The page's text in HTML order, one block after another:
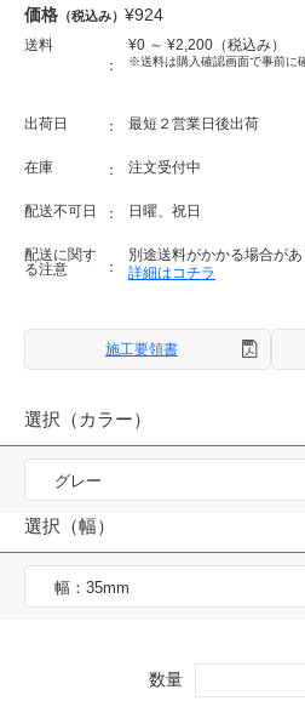
価格 （税込み） ¥924
送料 ¥0 ～ ¥2,200 （税込み）
※送料は購入確認画面で事前に
出荷日 最短２営業日後出荷
在庫 注文受付中
配送不可日 日曜、祝日
配送に関す
る注意
別途送料がかかる場合が
詳細はコチラ
施工要領書
選択（カラー）
選択（幅）
数量